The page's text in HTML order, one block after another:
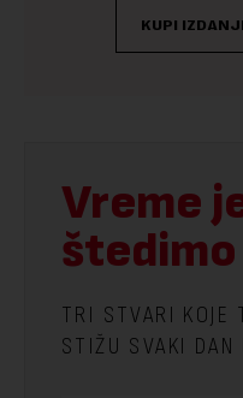
KUPI
Vreme
štedimo
TRI STVARI KOJE
STIŽU SVAKI DAN